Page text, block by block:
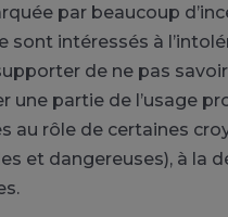
par beaucoup
sont intéressés à
de ne pas
une partie de l’usage
au rôle de certaines
et dangereuses), à la